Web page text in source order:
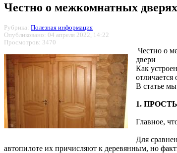
Честно о межкомнатных
Рубрика: Полезная информация
Опубликовано: 04 апреля 2022, 14:22
Просмотров: 3470
Честно о
двери
Как
В статье
1.
Главное,
Для
автопилоте их причисляют к деревянным, но